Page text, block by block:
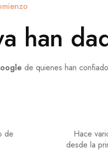
han
de quienes han
de
Hace
desde la